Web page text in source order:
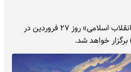
آئین اختتامیه «هفته هنر انقلاب اسلامی» روز ۲۷ فروردین در
خواهد شد.